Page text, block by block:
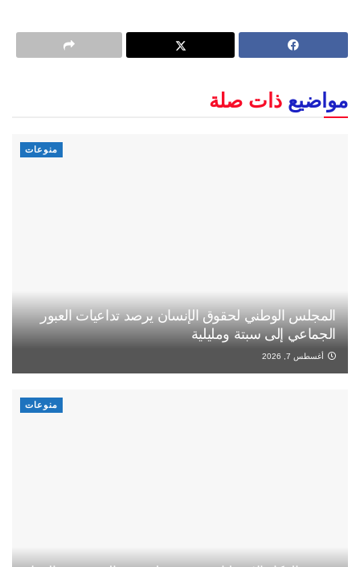
مواضيع ذات صلة
منوعات
المجلس الوطني لحقوق الإنسان يرصد تداعيات العبور
الجماعي إلى سبتة ومليلية
أغسطس 7, 2026
منوعات